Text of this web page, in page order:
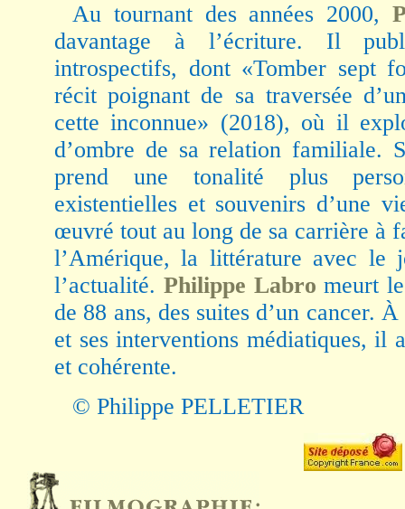
Au tournant des années 2000,
davantage à l’écriture. Il
introspectifs, dont «Tomber sept
récit poignant de sa traversée
cette inconnue» (2018), où il
d’ombre de sa relation familiale.
prend une tonalité plus
existentielles et souvenirs d’une
œuvré tout au long de sa carrière à
l’Amérique, la littérature avec le
l’actualité. Philippe Labromeurt
de 88 ans, des suites d’un cancer.
et ses interventions médiatiques,
et cohérente.
© Philippe PELLETIER